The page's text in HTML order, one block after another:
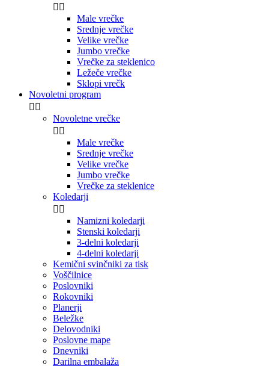
 
Male vrečke
Srednje vrečke
Velike vrečke
Jumbo vrečke
Vrečke za steklenico
Ležeče vrečke
Sklopi vrečk
Novoletni program
 
Novoletne vrečke
 
Male vrečke
Srednje vrečke
Velike vrečke
Jumbo vrečke
Vrečke za steklenice
Koledarji
 
Namizni koledarji
Stenski koledarji
3-delni koledarji
4-delni koledarji
Kemični svinčniki za tisk
Voščilnice
Poslovniki
Rokovniki
Planerji
Beležke
Delovodniki
Poslovne mape
Dnevniki
Darilna embalaža